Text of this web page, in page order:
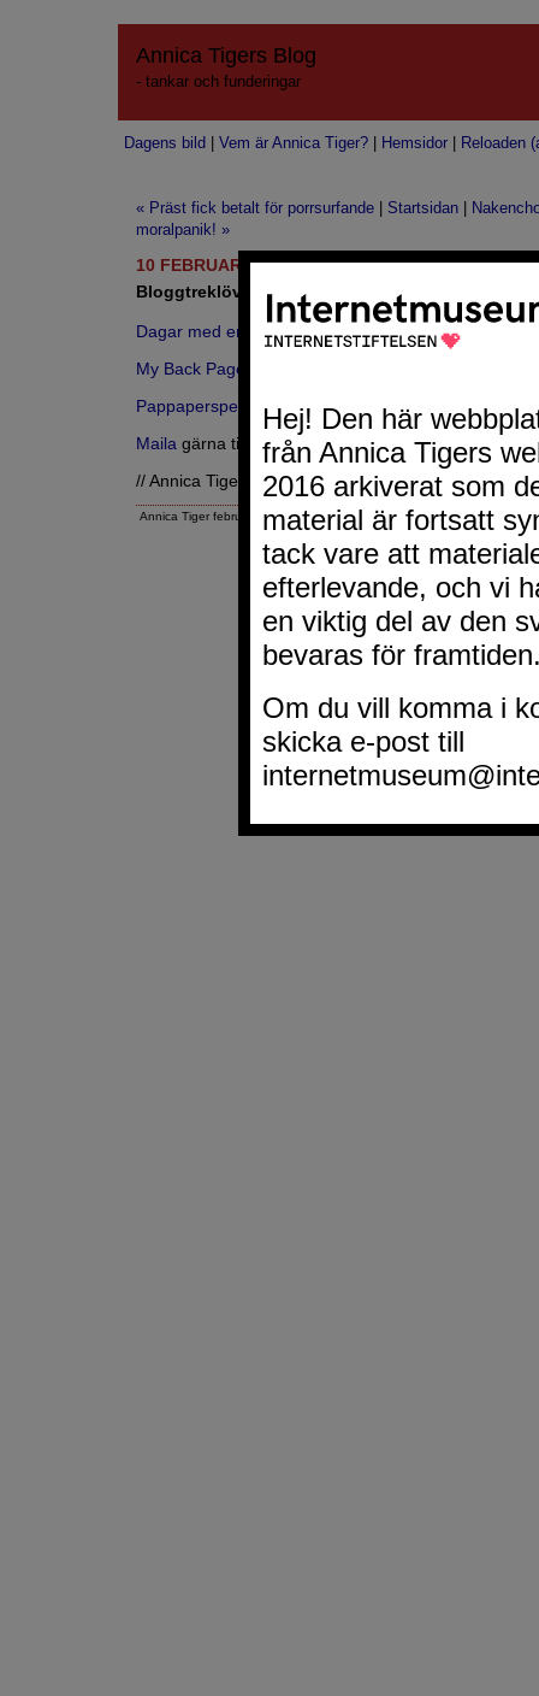
Annica Tigers Blog
- tankar och funderingar
Dagens bild Vem är Annica Tiger? Hemsidor Reloaden
« Präst fick betalt för porrsurfande Startsidan
moralpanik! »
10 FEBRUARI 2007
Bloggtreklöver 118
Dagar med enAnnan
My Back Pages
Pappaperspektiv
Maila gärna tips om andra bloggar du vill se på
// Annica Tiger
Annica Tiger februari 10, 2007 5:09 EM